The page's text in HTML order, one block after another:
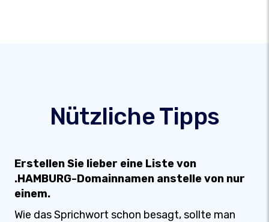
Nützliche Tipps
Erstellen Sie lieber eine Liste von
.HAMBURG-Domainnamen anstelle von nur
einem.
Wie das Sprichwort schon besagt, sollte man